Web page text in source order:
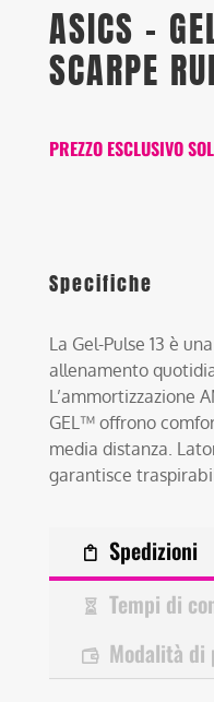
ASICS –
SCARPE
PREZZO ESCLUSIVO
Specifiche
La Gel-Pulse 13 è
allenamento
L’ammortizzazione
GEL™ offrono
media distanza.
garantisce
Spedizioni
Tempi di
Modalità di